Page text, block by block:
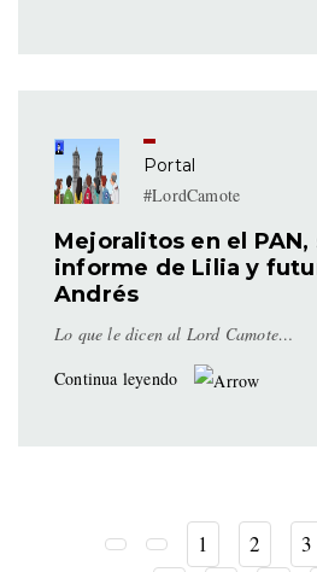
Portal
#LordCamote
Mejoralitos en el
informe de Lilia y
Andrés
Lo que le dicen al Lord Camote…
Continua leyendo
1 2 3